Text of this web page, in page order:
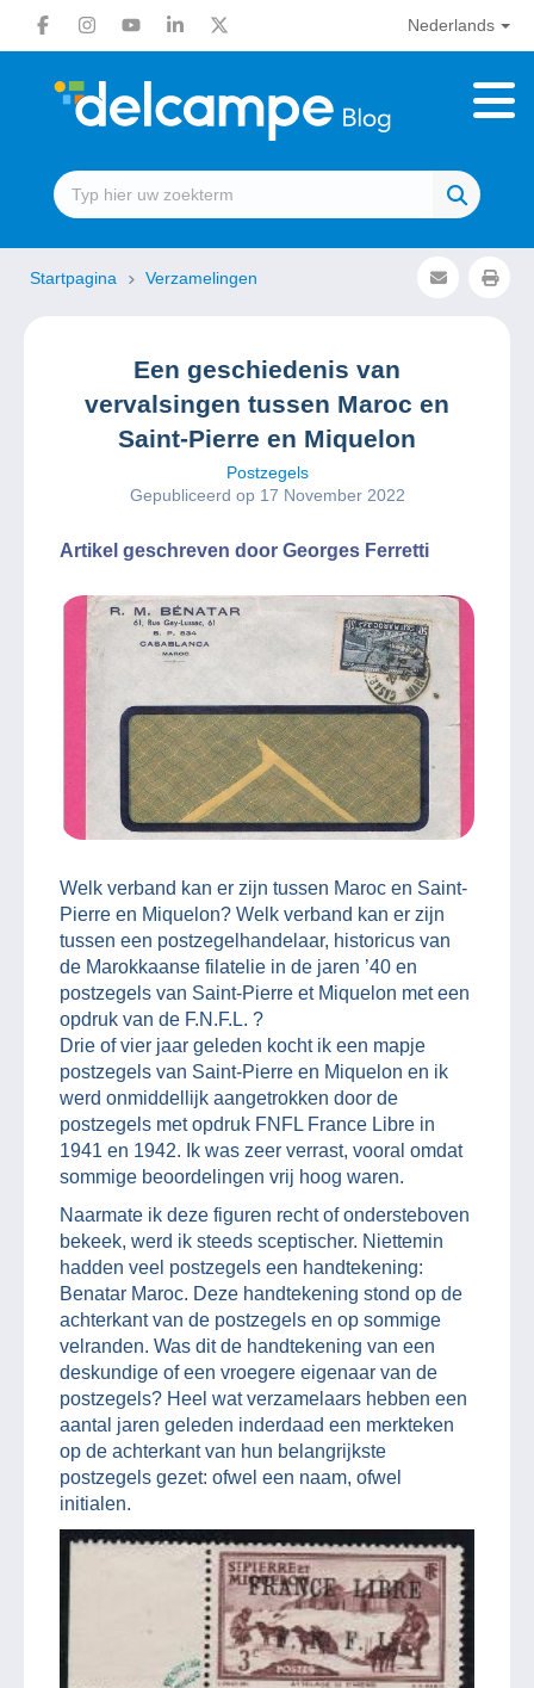
Nederlands
Startpagina Verzamelingen
Een geschiedenis van
vervalsingen tussen Maroc en
Saint-Pierre en Miquelon
Postzegels
Gepubliceerd op 17 November 2022
Artikel geschreven door Georges Ferretti
Welk verband kan er zijn tussen Maroc en Saint-
Pierre en Miquelon? Welk verband kan er zijn
tussen een postzegelhandelaar, historicus van
de Marokkaanse filatelie in de jaren ’40 en
postzegels van Saint-Pierre et Miquelon met een
opdruk van de F.N.F.L. ?
Drie of vier jaar geleden kocht ik een mapje
postzegels van Saint-Pierre en Miquelon en ik
werd onmiddellijk aangetrokken door de
postzegels met opdruk FNFL France Libre in
1941 en 1942. Ik was zeer verrast, vooral omdat
sommige beoordelingen vrij hoog waren.
Naarmate ik deze figuren recht of ondersteboven
bekeek, werd ik steeds sceptischer. Niettemin
hadden veel postzegels een handtekening:
Benatar Maroc. Deze handtekening stond op de
achterkant van de postzegels en op sommige
velranden. Was dit de handtekening van een
deskundige of een vroegere eigenaar van de
postzegels? Heel wat verzamelaars hebben een
aantal jaren geleden inderdaad een merkteken
op de achterkant van hun belangrijkste
postzegels gezet: ofwel een naam, ofwel
initialen.